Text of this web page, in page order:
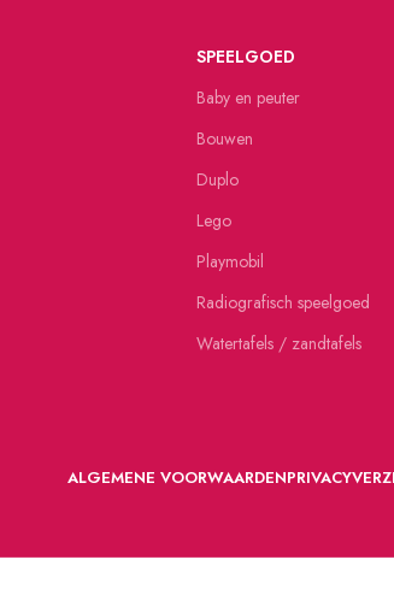
SPEELGOED
Baby en peuter
Bouwen
Duplo
Lego
Playmobil
Radiografisch speelgoed
Watertafels / zandtafels
ALGEMENE VOORWAARDENPRIVACY